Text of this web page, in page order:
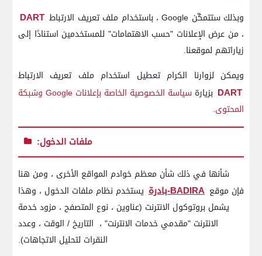
وبذلك ستتمكّن Google ، باستخدام ملف تعريف الارتباط
DART
، من عرض الإعلانات "حسب الاهتمامات" للمستخدمين استنادًا إلى
زياراتهم لموقعنا.
ويمكن لزوارنا الكرام تعطيل استخدام ملف تعريف الارتباط
DART بزيارة
سياسة الخصوصية الخاصة بإعلانات Google وشبكة
المحتوى.
ملفات الدخول:
شأنها في ذلك شأن معظم خوادم المواقع الأخرى ، ومن هنا
فإن موقع BADIRA-بادرة
يستخدم نظام ملفات الدخول ، وهذا
يشمل بروتوكول الانترنت (عناوين ، نوع المتصفح ، مزود خدمة
الانترنت "مقدمي خدمات الانترنت" ، التاريخ / الوقت ، وعدد
النقرات لتحليل الاتجاهات).